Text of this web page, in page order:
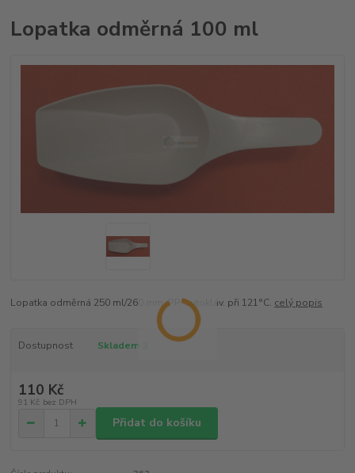
Lopatka odměrná 100 ml
Lopatka odměrná 250 ml/260 mm, PP, autokláv. při 121°C. celý popis
Dostupnost Skladem 3
110 Kč
91 Kč bez DPH
Přidat do košíku